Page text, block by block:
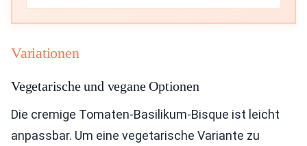
Variationen
Vegetarische und vegane Optionen
Die cremige Tomaten-Basilikum-Bisque ist leicht
anpassbar. Um eine vegetarische Variante zu